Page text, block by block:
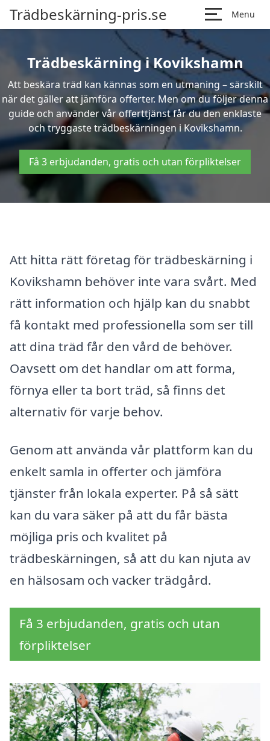
Trädbeskärning-pris.se Menu
Trädbeskärning i Kovikshamn
Att beskära träd kan kännas som en utmaning – särskilt
när det gäller att jämföra offerter. Men om du följer denna
guide och använder vår offerttjänst får du den enklaste
och tryggaste trädbeskärningen i Kovikshamn.
Få 3 erbjudanden, gratis och utan förpliktelser
Att hitta rätt företag för trädbeskärning i
Kovikshamn behöver inte vara svårt. Med
rätt information och hjälp kan du snabbt
få kontakt med professionella som ser till
att dina träd får den vård de behöver.
Oavsett om det handlar om att forma,
förnya eller ta bort träd, så finns det
alternativ för varje behov.
Genom att använda vår plattform kan du
enkelt samla in offerter och jämföra
tjänster från lokala experter. På så sätt
kan du vara säker på att du får bästa
möjliga pris och kvalitet på
trädbeskärningen, så att du kan njuta av
en hälsosam och vacker trädgård.
Få 3 erbjudanden, gratis och utan
förpliktelser